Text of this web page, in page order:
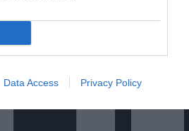
Data Access Privacy Policy